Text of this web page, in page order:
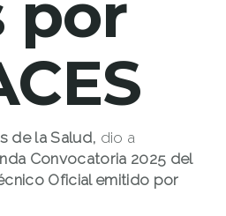
de la Salud, dio a
Convocatoria 2025 del
Oficial emitido por